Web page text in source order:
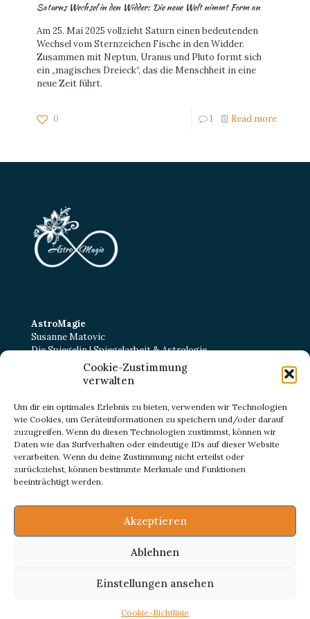
Cookie-Zustimmung
verwalten
Um dir ein optimales Erlebnis zu bieten, verwenden wir Technologien
wie Cookies, um Geräteinformationen zu speichern und/oder darauf
zuzugreifen. Wenn du diesen Technologien zustimmst, können wir
Daten wie das Surfverhalten oder eindeutige IDs auf dieser Website
verarbeiten. Wenn du deine Zustimmung nicht erteilst oder
zurückziehst, können bestimmte Merkmale und Funktionen
beeinträchtigt werden.
Akzeptieren
Ablehnen
Einstellungen ansehen
Cookie-Richtlinie
Saturns Wechsel in den Widder: Die neue Welt nimmt Form an
Am 25. Mai 2025 vollzieht Saturn einen bedeutenden
Wechsel vom Sternzeichen Fische in den Widder.
Zusammen mit Neptun, Uranus und Pluto formt sich
ein „magisches Dreieck“, das die Menschheit in eine
neue Zeit führt.
0 1 Read more
AstroMagie
Susanne Matovic
Die Spiegelin | Spiegelarbeit & Astrologie
Kurt-Schumacher-Straße 22
38102 Braunschweig
IMPRESSUM
DATENSCHUTZ
ZERTIFIKATE
© Astro Magie 2023